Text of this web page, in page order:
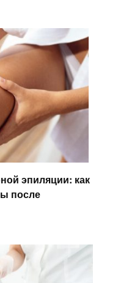
эпиляции: как
после